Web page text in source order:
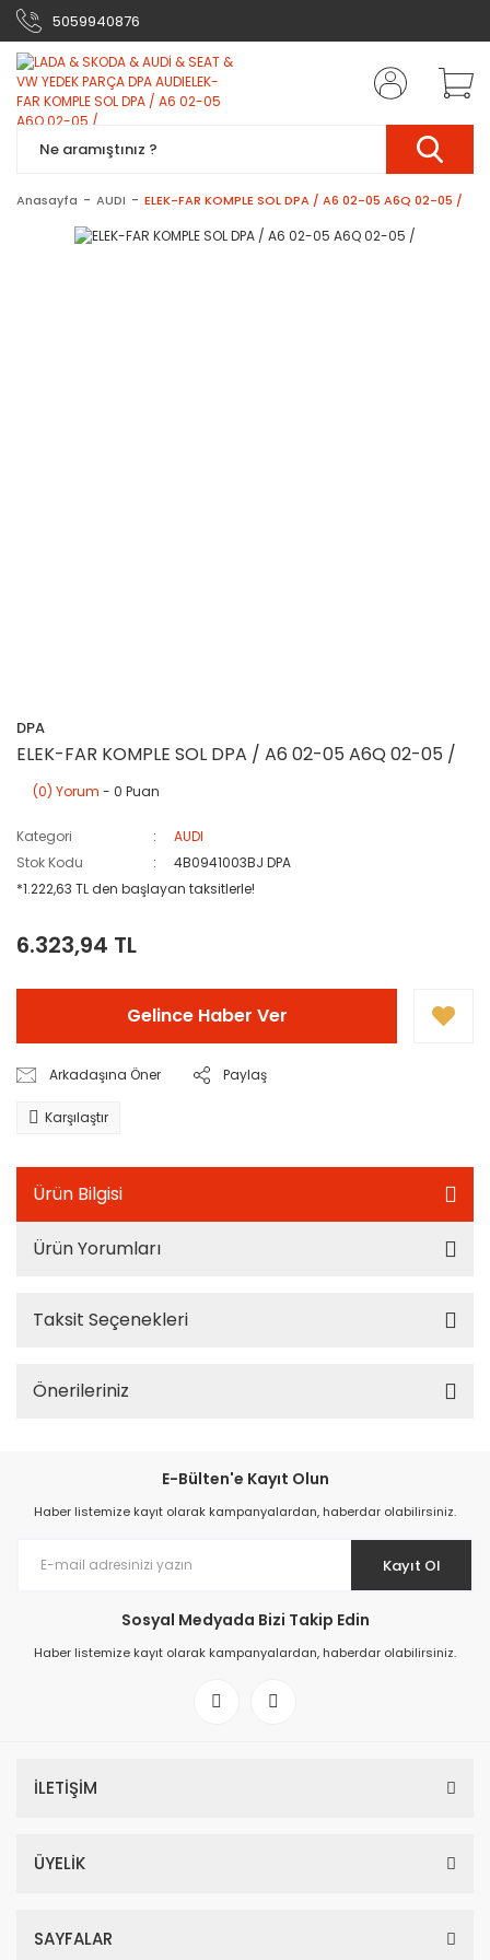
5059940876
Anasayfa AUDI ELEK-FAR KOMPLE SOL DPA / A6 02-05 A6Q 02-05 /
DPA
ELEK-FAR KOMPLE SOL DPA / A6 02-05 A6Q 02-05 /
(0) Yorum - 0 Puan
Kategori
AUDI
Stok Kodu
4B0941003BJ DPA
*1.222,63 TL den başlayan taksitlerle!
6.323,94 TL
Gelince Haber Ver
Arkadaşına Öner Paylaş
Karşılaştır
Ürün Bilgisi
Ürün Yorumları
Taksit Seçenekleri
Önerileriniz
E-Bülten'e Kayıt Olun
Haber listemize kayıt olarak kampanyalardan, haberdar olabilirsiniz.
Kayıt Ol
Sosyal Medyada Bizi Takip Edin
Haber listemize kayıt olarak kampanyalardan, haberdar olabilirsiniz.
İLETİŞİM
ÜYELİK
SAYFALAR